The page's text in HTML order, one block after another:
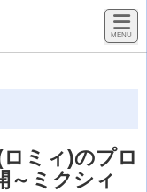
ミィ)のプロ
～ミクシィ